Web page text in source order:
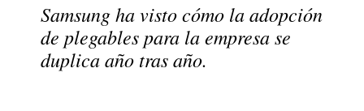
Samsung ha visto cómo la adopción
de plegables para la empresa se
duplica año tras año.